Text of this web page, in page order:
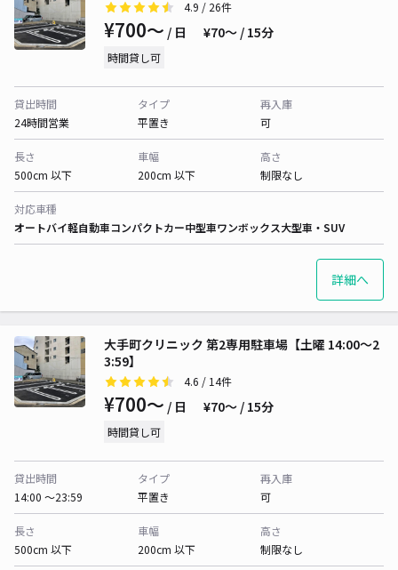
4.9 / 26件
¥700〜 / 日 ¥70〜 / 15分
時間貸し可
貸出時間
24時間営業
タイプ
平置き
再入庫
可
長さ
500cm 以下
車幅
200cm 以下
高さ
制限なし
対応車種
オートバイ軽自動車コンパクトカー中型車ワンボックス大型車・SUV
詳細へ
大手町クリニック 第2専用駐車場【土曜 14:00～2
3:59】
4.6 / 14件
¥700〜 / 日 ¥70〜 / 15分
時間貸し可
貸出時間
14:00 〜23:59
タイプ
平置き
再入庫
可
長さ
500cm 以下
車幅
200cm 以下
高さ
制限なし